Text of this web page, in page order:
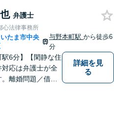
ってからの判断
ので、トラブル
は一人で悩ま
軽にご相談下さ
弁護士
心法律事務所
たま市中央
与野本町駅から徒歩6
分
駅6分】【閑静な住
対応は弁護士が全
。離婚問題／借
詳細を見
る